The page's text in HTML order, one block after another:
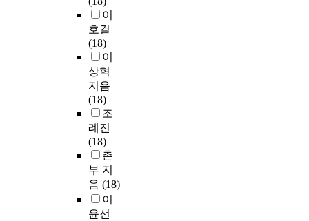
이
호걸
(18)
이
상혁
지음
(18)
조
례진
(18)
촌
부 지
음 (18)
이
윤선